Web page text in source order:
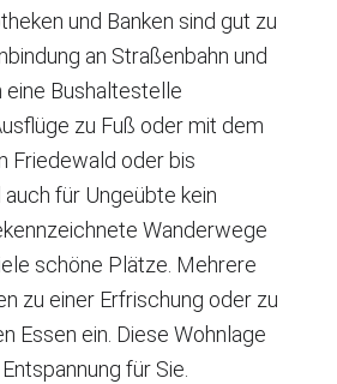
und Banken sind gut zu
an Straßenbahn und
eine Bushaltestelle
zu Fuß oder mit dem
Friedewald oder bis
für Ungeübte kein
Wanderwege
schöne Plätze. Mehrere
zu einer Erfrischung oder zu
Essen ein. Diese Wohnlage
für Sie.